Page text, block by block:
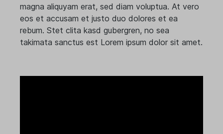
magna aliquyam erat, sed diam voluptua. At vero
eos et accusam et justo duo dolores et ea
rebum. Stet clita kasd gubergren, no sea
takimata sanctus est Lorem ipsum dolor sit amet.